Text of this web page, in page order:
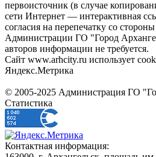
первоисточник (в случае
сети Интернет — интерактивная
согласия на перепечатку со
Администрации ГО "Город
авторов информации не требуется.
Сайт www.arhcity.ru использует
Яндекс.Метрика
© 2005-2025 Администрация ГО
Статистика
Контактная информация: